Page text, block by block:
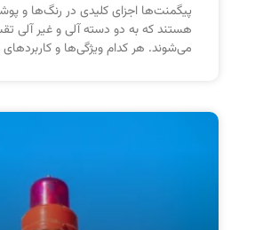
پیگمنت‌ها اجزای کلیدی در رنگ‌ها و
هستند که به دو دسته آلی و غیر آلی
می‌شوند. هر کدام ویژگی‌ها و